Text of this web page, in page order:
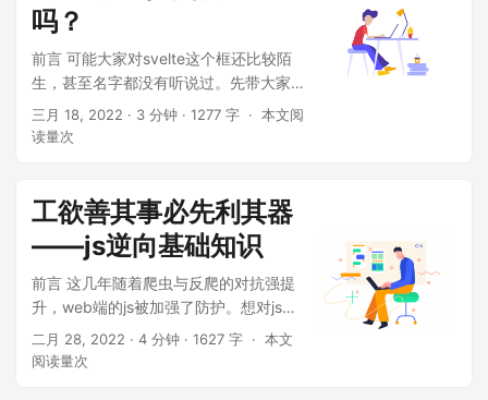
吗？
前言 可能大家对svelte这个框还比较陌
生，甚至名字都没有听说过。先带大家
看下官方的说法 Svelte 是一种全新的构
建用户界面的方法。传统框架如 React
的编译阶段来处理。与使用虚拟
（virtual）DOM 差异对比不同。Svelte
编写的...
三月 18, 2022 · 3 分钟 · 1277 字 · 本文阅
读量次
工欲善其事必先利其器
——js逆向基础知识
前言 这几年随着爬虫与反爬的对抗强提
升，web端的js被加强了防护。想对js解
密也没有以前那么简单，控制台打开，
参数一看就可以开始请求接口。 所以对
二月 28, 2022 · 4 分钟 · 1627 字 · 本文
阅读量次